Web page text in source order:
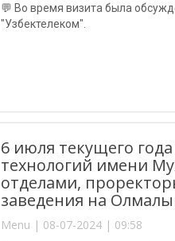
💬 Во время визита была
"Узбектелеком".
6 июля текущего
технологий имени
отделами,
заведения на
Menu | 08-07-2024 | 09:58